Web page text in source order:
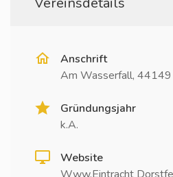
Anschrift
Am Wasserfall,
Gründungsjahr
k.A.
Website